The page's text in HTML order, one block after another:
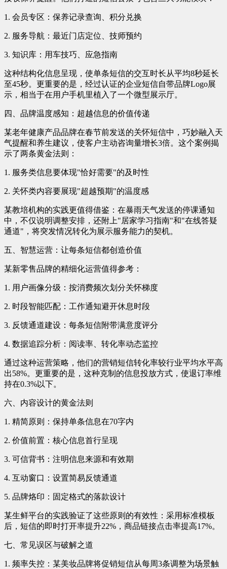
1. 会员专区：保养记录查询、积分兑换
2. 服务导航：最近门店定位、技师预约
3. 知识库：用车技巧、应急指南
这种结构化信息呈现，使单条短信的交互时长从平均8秒延长
至45秒。更重要的是，经过认证的企业短信自带品牌Logo展
示，相当于在用户手机里植入了一个微型展示厅。
四、品牌温度感知：超越信息的价值传递
某老年健康产品品牌在春节前发送的关怀短信中，巧妙融入天
气提醒和养生建议，使客户主动咨询量增长3倍。这个案例揭
示了两条黄金法则：
1. 服务类信息要体现"恰好需要"的及时性
2. 关怀类内容要展现"超越预期"的温度感
某教培机构的实践更值得借鉴：在暴雨天气发送的停课通知
中，不仅说明调整安排，还附上"居家学习指南"和"在线答疑
通道"，将突发情况转化为展示服务能力的契机。
五、智慧运营：让每条短信都创造价值
某新零售品牌的精细化运营值得参考：
1. 用户画像分级：按消费频次划分关怀梯度
2. 时段智能匹配：工作通知避开休息时段
3. 反馈通道建设：每条短信附带满意度评分
4. 数据追踪分析：阅读率、转化率动态监控
通过这种运营策略，他们的营销短信转化率较行业平均水平高
出58%。更重要的是，这种克制的信息投放方式，使退订率维
持在0.3%以下。
六、内容设计的黄金法则
1. 精简原则：保持单条信息在70字内
2. 价值前置：核心信息首行呈现
3. 可信背书：注明信息来源和有效期
4. 互动窗口：设置简易反馈通道
5. 品牌烙印：固定格式的落款设计
某生鲜平台的实践验证了这些原则的有效性：采用标准模板
后，短信的即时打开率提升22%，商品链接点击率提高17%。
七、常见误区与破解之道
1. 频率失控：某美妆品牌将促销短信从每周3条调整为场景触